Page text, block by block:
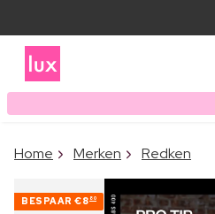
Home Merken Redken
BESPAAR €8 80